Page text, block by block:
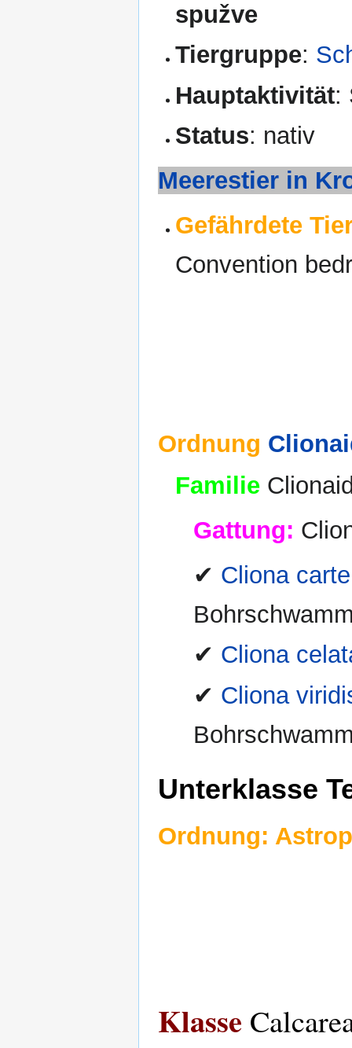
spužve
Tiergruppe:
Hauptaktivität:
Status: nativ
Meerestier in
Gefährdete
Convention
Ordnung
Familie
Gattung:
✔ Cliona
✔ Cliona
✔ Cliona
Unterklasse
Ordnung:
Klasse